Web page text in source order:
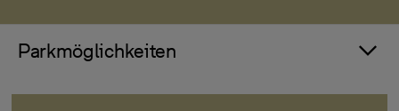
Parkmöglichkeiten